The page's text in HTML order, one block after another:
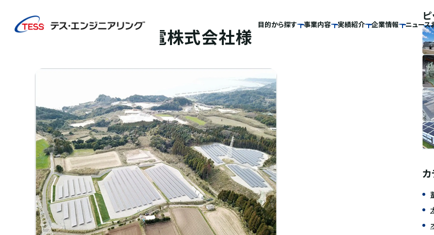
目的から探す 事業内容 実績紹介 企業情報 ニュース
太陽光発電
九州おひさま発電株式会社様